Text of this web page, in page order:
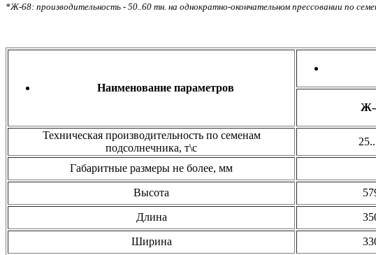
*Ж-68: производительность - 50..60 тн. на однократно-окончательном прессовании по
Наименование параметров
Ж-
Техническая производительность по семенам
подсолнечника, т\с
Габаритные размеры не более, мм
Высота
Длина
Ширина